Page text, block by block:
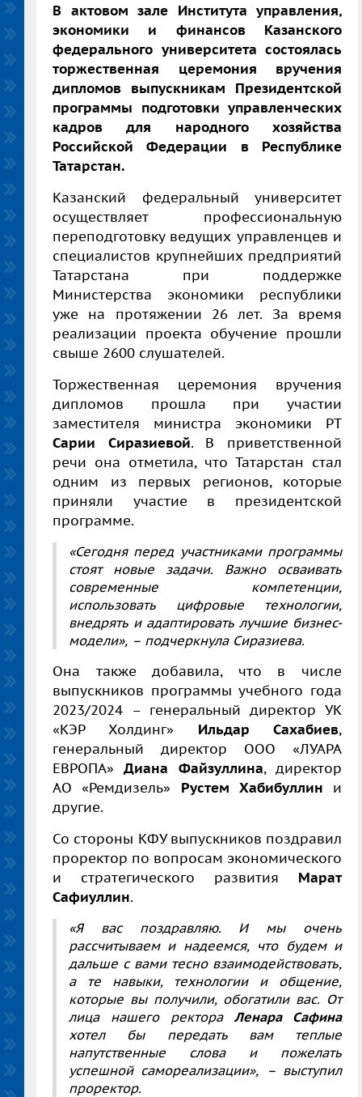
В актовом зале Института управления,
экономики и финансов Казанского
федерального университета состоялась
торжественная церемония вручения
дипломов выпускникам Президентской
программы подготовки управленческих
кадров для народного хозяйства
Российской Федерации в Республике
Татарстан.
Казанский федеральный университет
осуществляет профессиональную
переподготовку ведущих управленцев и
специалистов крупнейших предприятий
Татарстана при поддержке
Министерства экономики республики
уже на протяжении 26 лет. За время
реализации проекта обучение прошли
свыше 2600 слушателей.
Торжественная церемония вручения
дипломов прошла при участии
заместителя министра экономики РТ
Сарии Сиразиевой. В приветственной
речи она отметила, что Татарстан стал
одним из первых регионов, которые
приняли участие в президентской
программе.
«Сегодня перед участниками программы
стоят новые задачи. Важно осваивать
современные компетенции,
использовать цифровые технологии,
внедрять и адаптировать лучшие бизнес-
модели», – подчеркнула Сиразиева.
Она также добавила, что в числе
выпускников программы учебного года
2023/2024 – генеральный директор УК
«КЭР Холдинг» Ильдар Сахабиев,
генеральный директор ООО «ЛУАРА
ЕВРОПА»Диана Файзуллина, директор
АО «Ремдизель» Рустем Хабибуллин и
другие.
Со стороны КФУ выпускников поздравил
проректор по вопросам экономического
и стратегического развития Марат
Сафиуллин.
«Я вас поздравляю. И мы очень
рассчитываем и надеемся, что будем и
дальше с вами тесно взаимодействовать,
а те навыки, технологии и общение,
которые вы получили, обогатили вас. От
лица нашего ректора Ленара Сафина
хотел бы передать вам теплые
напутственные слова и пожелать
успешной самореализации», – выступил
проректор.